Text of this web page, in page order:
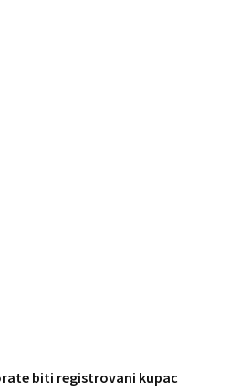
biti registrovani kupac